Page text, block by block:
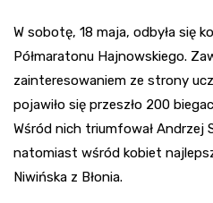
W sobotę, 18 maja, odbyła się
Półmaratonu Hajnowskiego.
zainteresowaniem ze strony
pojawiło się przeszło 200
Wśród nich triumfował Andrzej
natomiast wśród kobiet
Niwińska z Błonia.